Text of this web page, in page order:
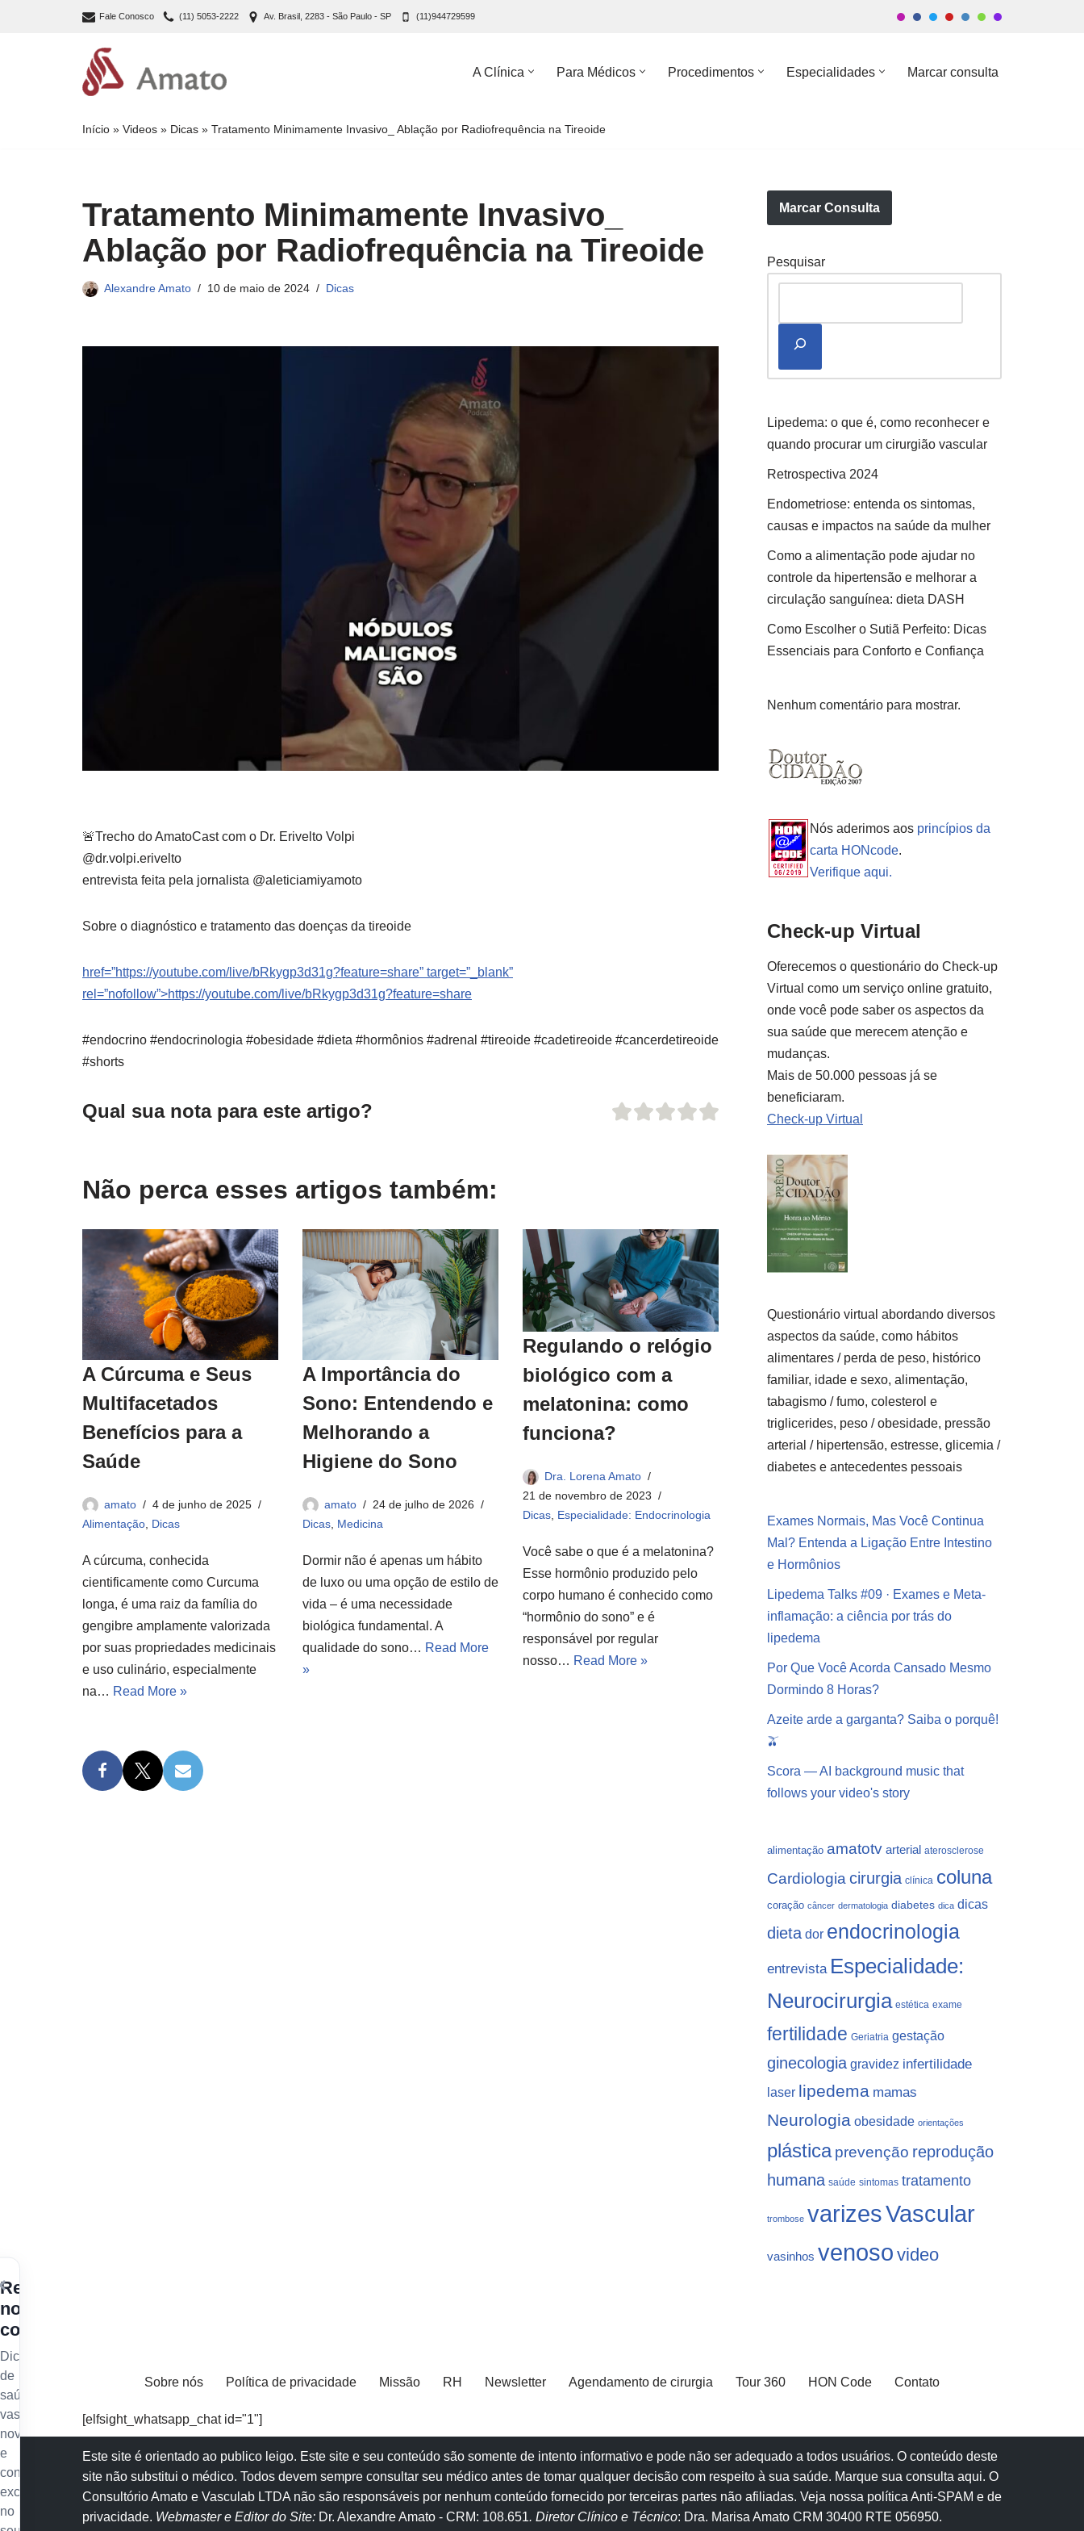
Fale Conosco (11) 5053-2222 Av. Brasil, 2283 - São Paulo - SP (11)944729599
A Clínica Para Médicos Procedimentos Especialidades Marcar consulta
Início » Videos » Dicas » Tratamento Minimamente Invasivo_ Ablação por Radiofrequência na Tireoide
Tratamento Minimamente Invasivo_
Ablação por Radiofrequência na Tireoide
Alexandre Amato 10 de maio de 2024 Dicas
🚨Trecho do AmatoCast com o Dr. Erivelto Volpi
@dr.volpi.erivelto
entrevista feita pela jornalista @aleticiamiyamoto
Sobre o diagnóstico e tratamento das doenças da tireoide
href=”https://youtube.com/live/bRkygp3d31g?feature=share” target=”_blank”
rel=”nofollow”>https://youtube.com/live/bRkygp3d31g?feature=share
#endocrino #endocrinologia #obesidade #dieta #hormônios #adrenal #tireoide #cadetireoide #cancerdetireoide
#shorts
Qual sua nota para este artigo?
Não perca esses artigos também:
A Cúrcuma e Seus
Multifacetados
Benefícios para a
Saúde
amato
4 de junho de 2025
Alimentação Dicas
A cúrcuma, conhecida
cientificamente como Curcuma
longa, é uma raiz da família do
gengibre amplamente valorizada
por suas propriedades medicinais
e uso culinário, especialmente
na… Read More »
A Importância do
Sono: Entendendo e
Melhorando a
Higiene do Sono
amato
24 de julho de 2026
Dicas Medicina
Dormir não é apenas um hábito
de luxo ou uma opção de estilo de
vida – é uma necessidade
biológica fundamental. A
qualidade do sono… Read More
»
Regulando o relógio
biológico com a
melatonina: como
funciona?
Dra. Lorena Amato
21 de novembro de 2023
Dicas Especialidade: Endocrinologia
Você sabe o que é a melatonina?
Esse hormônio produzido pelo
corpo humano é conhecido como
“hormônio do sono” e é
responsável por regular
nosso… Read More »
Marcar Consulta
Pesquisar
Lipedema: o que é, como reconhecer e
quando procurar um cirurgião vascular
Retrospectiva 2024
Endometriose: entenda os sintomas,
causas e impactos na saúde da mulher
Como a alimentação pode ajudar no
controle da hipertensão e melhorar a
circulação sanguínea: dieta DASH
Como Escolher o Sutiã Perfeito: Dicas
Essenciais para Conforto e Confiança
Nenhum comentário para mostrar.
Nós aderimos aos princípios da
carta HONcode.
Verifique aqui.
Check-up Virtual
Oferecemos o questionário do Check-up
Virtual como um serviço online gratuito,
onde você pode saber os aspectos da
sua saúde que merecem atenção e
mudanças.
Mais de 50.000 pessoas já se
beneficiaram.
Check-up Virtual
Questionário virtual abordando diversos
aspectos da saúde, como hábitos
alimentares / perda de peso, histórico
familiar, idade e sexo, alimentação,
tabagismo / fumo, colesterol e
triglicerides, peso / obesidade, pressão
arterial / hipertensão, estresse, glicemia /
diabetes e antecedentes pessoais
Exames Normais, Mas Você Continua
Mal? Entenda a Ligação Entre Intestino
e Hormônios
Lipedema Talks #09 · Exames e Meta-
inflamação: a ciência por trás do
lipedema
Por Que Você Acorda Cansado Mesmo
Dormindo 8 Horas?
Azeite arde a garganta? Saiba o porquê!
🫒
Scora — AI background music that
follows your video's story
alimentação amatotv arterial aterosclerose
Cardiologia cirurgia clínica coluna
coração câncer dermatologia diabetes dica dicas
dieta dor endocrinologia
entrevista Especialidade:
Neurocirurgia estética exame
fertilidade Geriatria gestação
ginecologia gravidez infertilidade
laser lipedema mamas
Neurologia obesidade orientações
plástica prevenção reprodução
humana saúde sintomas tratamento
trombose varizesVascular
vasinhos venoso video
Sobre nós Política de privacidade Missão RH Newsletter Agendamento de cirurgia Tour 360 HON Code Contato
[elfsight_whatsapp_chat id="1"]
Este site é orientado ao publico leigo. Este site e seu conteúdo são somente de intento informativo e pode não ser adequado a todos usuários. O conteúdo deste
site não substitui o médico. Todos devem sempre consultar seu médico antes de tomar qualquer decisão com respeito à sua saúde. Marque sua consulta aqui. O
Consultório Amato e Vasculab LTDA não são responsáveis por nenhum conteúdo fornecido por terceiras partes não afiliadas. Veja nossa política Anti-SPAM e de
privacidade. Webmaster e Editor do Site: Dr. Alexandre Amato - CRM: 108.651. Diretor Clínico e Técnico: Dra. Marisa Amato CRM 30400 RTE 056950.
Receba
nossos
conteúdos
Dicas
de
saúde
vascular,
novidades
e
conteúdo
exclusivo
no